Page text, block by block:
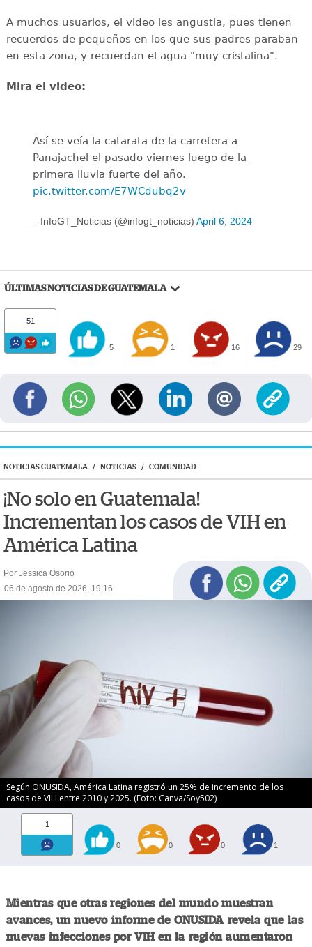
A muchos usuarios, el video les angustia, pues tienen
recuerdos de pequeños en los que sus padres paraban
en esta zona, y recuerdan el agua "muy cristalina".
Mira el video:
Así se veía la catarata de la carretera a
Panajachel el pasado viernes luego de la
primera lluvia fuerte del año.
pic.twitter.com/E7WCdubq2v
— InfoGT_Noticias (@infogt_noticias) April 6, 2024
ÚLTIMAS NOTICIAS DE GUATEMALA
51
5 1 16 29
NOTICIAS GUATEMALA / NOTICIAS / COMUNIDAD
¡No solo en Guatemala!
Incrementan los casos de VIH en
América Latina
Por Jessica Osorio
06 de agosto de 2026, 19:16
Según ONUSIDA, América Latina registró un 25% de incremento de los
casos de VIH entre 2010 y 2025. (Foto: Canva/Soy502)
1
0 0 0 1
Mientras que otras regiones del mundo muestran
avances, un nuevo informe de ONUSIDA revela que las
nuevas infecciones por VIH en la región aumentaron